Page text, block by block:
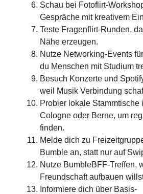
Schau bei Fotoflirt-
Gespräche mit kreativem
Teste Fragenflirt-Runden,
Nähe erzeugen.
Nutze Networking-Events
du Menschen mit Studium
Besuch Konzerte und
weil Musik Verbindung
Probier lokale Stammtische
Cologne oder Berne, um
finden.
Melde dich zu
Bumble an, statt nur auf
Nutze BumbleBFF-Treffen,
Freundschaft aufbauen
Informiere dich über Basis-